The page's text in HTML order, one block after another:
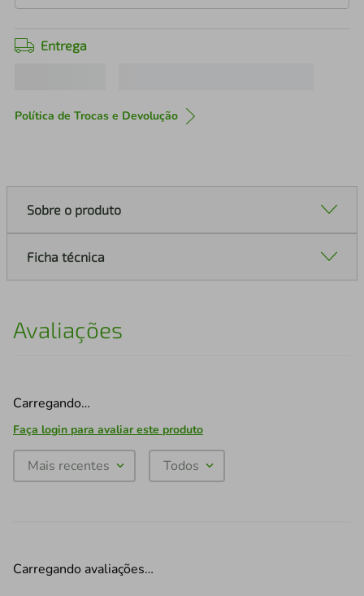
Entrega
Política de Trocas e Devolução
Sobre o produto
Ficha técnica
Avaliações
Carregando…
Faça login para avaliar este produto
Mais recentes Todos
Carregando avaliações…